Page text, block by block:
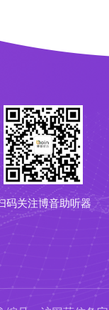
码关注博音助听器